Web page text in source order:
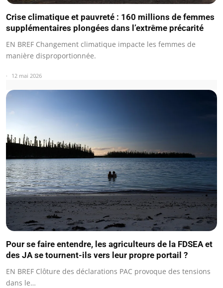
Crise climatique et pauvreté : 160 millions de femmes
supplémentaires plongées dans l’extrême précarité
EN BREF Changement climatique impacte les femmes de
manière disproportionnée.
12 mai 2026
Pour se faire entendre, les agriculteurs de la FDSEA et
des JA se tournent-ils vers leur propre portail ?
EN BREF Clôture des déclarations PAC provoque des tensions
dans le…